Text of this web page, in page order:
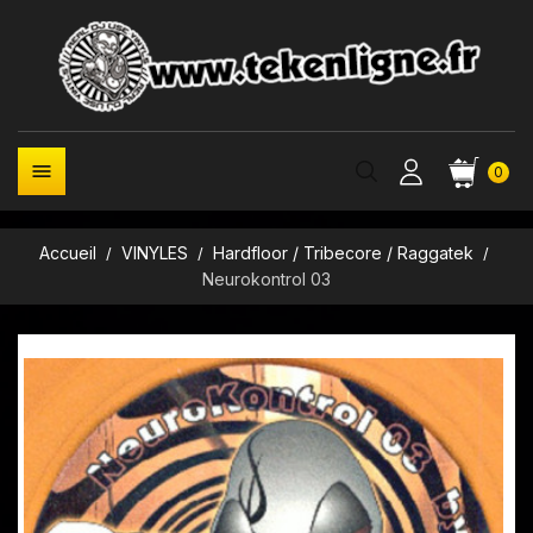
0

Accueil VINYLES
Hardfloor / Tribecore / Raggatek
Neurokontrol 03